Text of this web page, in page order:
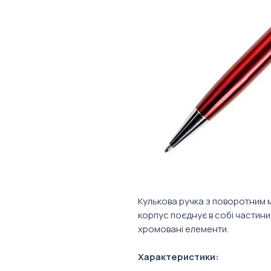
Кулькова ручка з поворотним
корпус поєднує в собі
хромовані елементи.
Характеристики: